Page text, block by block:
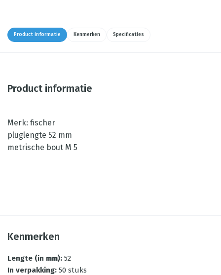
Product informatie Kenmerken Specificaties
Product informatie
Merk: fischer
pluglengte 52 mm
metrische bout M 5
Kenmerken
Lengte (in mm): 52
In verpakking: 50 stuks